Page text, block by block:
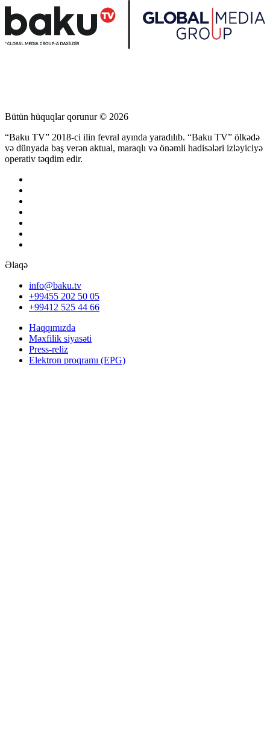
Bütün hüquqlar qorunur © 2026
“Baku TV” 2018-ci ilin fevral ayında yaradılıb. “Baku TV” ölkədə
və dünyada baş verən aktual, maraqlı və önəmli hadisələri izləyiciyə
operativ təqdim edir.
Əlaqə
info@baku.tv
+99455 202 50 05
+99412 525 44 66
Haqqımızda
Məxfilik siyasəti
Press-reliz
Elektron proqramı (EPG)